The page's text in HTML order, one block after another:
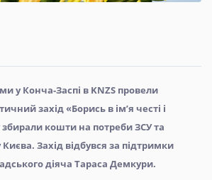
у Конча-Заспі в KNZS провели
захід «Борись в ім’я честі і
кошти на потреби ЗСУ та
Захід відбувся за підтримки
діяча Тараса Демкури.